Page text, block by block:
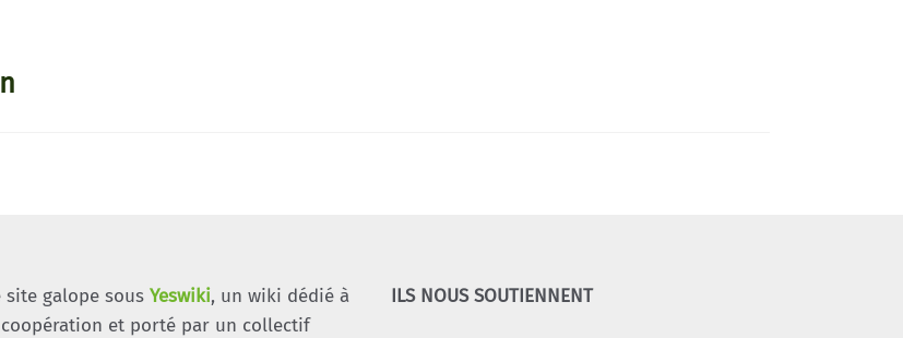
site galope sous Yeswiki, un wiki dédié à
et porté par un collectif
ILS NOUS SOUTIENNENT